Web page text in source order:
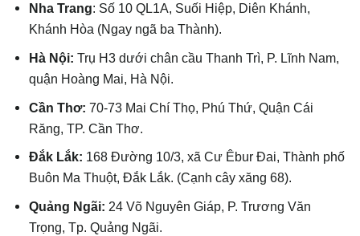
Nha Trang: Số 10 QL1A, Suối Hiệp, Diên Khánh,
Khánh Hòa (Ngay ngã ba Thành).
Hà Nội:Trụ H3 dưới chân cầu Thanh Trì, P. Lĩnh Nam,
quận Hoàng Mai, Hà Nội.
Cần Thơ:70-73 Mai Chí Thọ, Phú Thứ, Quận Cái
Răng, TP. Cần Thơ.
Đắk Lắk: 168 Đường 10/3, xã Cư Êbur Đai, Thành phố
Buôn Ma Thuột, Đắk Lắk. (Cạnh cây xăng 68).
Quảng Ngãi: 24 Võ Nguyên Giáp, P. Trương Văn
Trọng, Tp. Quảng Ngãi.